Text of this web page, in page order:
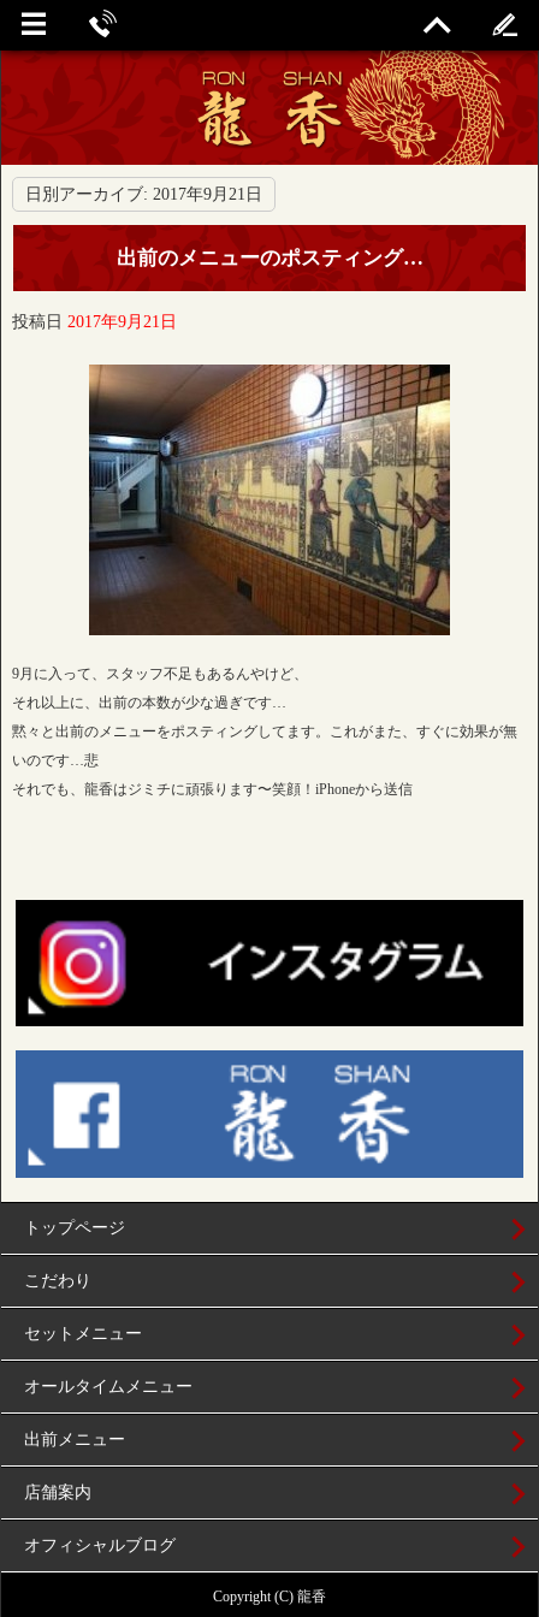
日別アーカイブ: 2017年9月21日
出前のメニューのポスティング…
投稿日 2017年9月21日
9月に入って、スタッフ不足もあるんやけど、
それ以上に、出前の本数が少な過ぎです…
黙々と出前のメニューをポスティングしてます。これがまた、すぐに効果が無
いのです…悲
それでも、龍香はジミチに頑張ります〜笑顔！iPhoneから送信
トップページ
こだわり
セットメニュー
オールタイムメニュー
出前メニュー
店舗案内
オフィシャルブログ
Copyright (C) 龍香